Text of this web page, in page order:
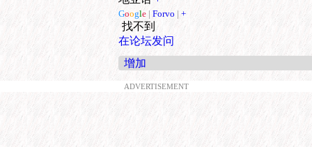
Google | Forvo | +
找不到
在论坛发问
增加
ADVERTISEMENT